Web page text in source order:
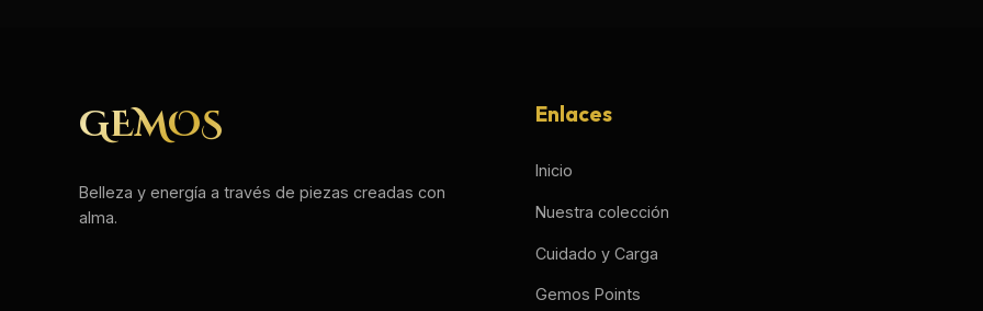
GEMOS
Belleza y energía a través de piezas creadas con
alma.
Enlaces
Inicio
Nuestra colección
Cuidado y Carga
Gemos Points